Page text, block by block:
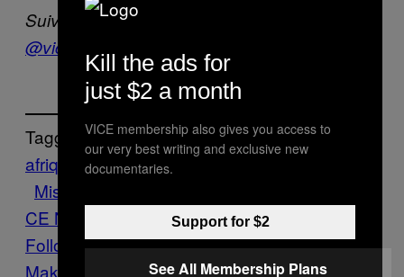
Suivez VICE News sur Twitter :
@vicenewsFR
Tagged:
afrique
attaque Bombe
Misrata
CE News
Follow Us On Discover
Make Us Preferred In Top Stories
Kill the ads for
just $2 a month
VICE membership also gives you access to
our very best writing and exclusive new
documentaries.
Support for $2
See All Membership Plans